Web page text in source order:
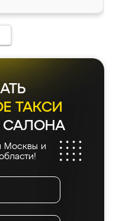
ТАКСИ
САЛОНА
Москвы и